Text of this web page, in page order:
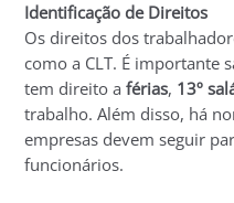
Identificação de Direitos
Os direitos dos
como a CLT. É importante
tem direito aférias, 13º
trabalho. Além disso, há
empresas devem seguir
funcionários.